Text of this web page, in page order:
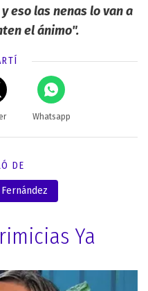
eso las nenas lo van a
el ánimo".
Whatsapp
DE
Ya